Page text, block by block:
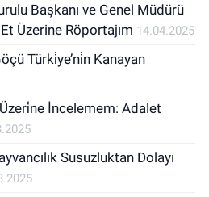
Başkanı ve Genel Müdürü
Üzerine Röportajım 14.04.2025
Türki̇ye’ni̇n Kanayan
İncelemem: Adalet
Susuzluktan Dolayı